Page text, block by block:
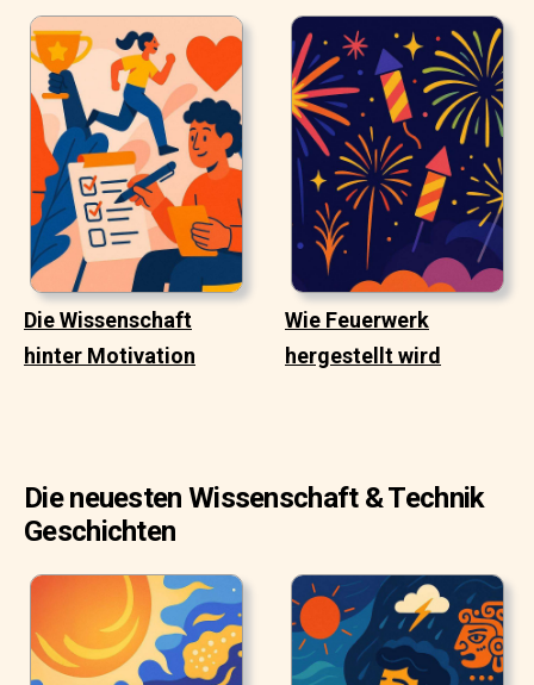
Die Wissenschaft
hinter Motivation
Wie Feuerwerk
hergestellt wird
Die neuesten Wissenschaft & Technik
Geschichten